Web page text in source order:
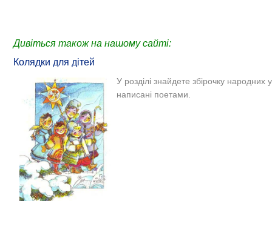
Дивіться також на нашому сайті:
Колядки для дітей
У розділі знайдете збірочку народних
написані поетами.